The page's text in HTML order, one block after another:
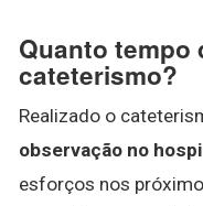
Quanto tempo
cateterismo?
Realizado o
observação no
esforços nos